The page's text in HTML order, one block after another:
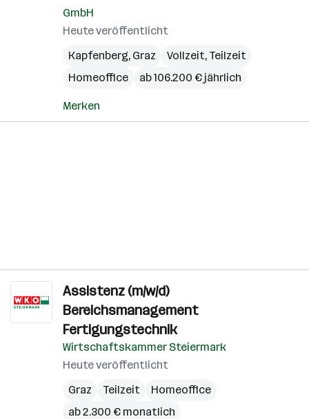
GmbH
Heute veröffentlicht
Kapfenberg, Graz
Vollzeit, Teilzeit
Homeoffice
ab 106.200 € jährlich
Merken
Assistenz (m/w/d)
Bereichsmanagement
Fertigungstechnik
Wirtschaftskammer Steiermark
Heute veröffentlicht
Graz
Teilzeit
Homeoffice
ab 2.300 € monatlich